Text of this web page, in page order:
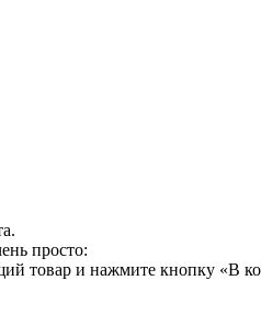
просто:
товар и нажмите кнопку «В